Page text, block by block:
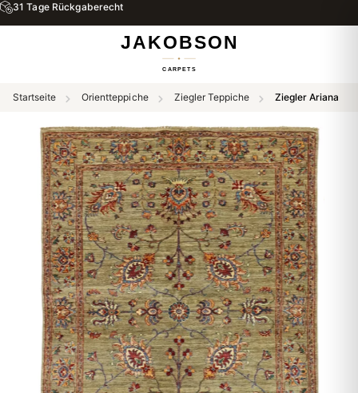
31 Tage Rückgaberecht
Startseite Orientteppiche Ziegler Teppiche Ziegler Ariana